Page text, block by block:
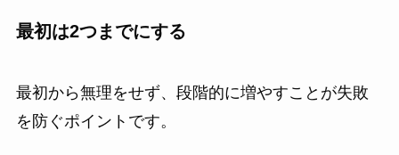
最初は2つまでにする
最初から無理をせず、段階的に増やすことが失敗
を防ぐポイントです。